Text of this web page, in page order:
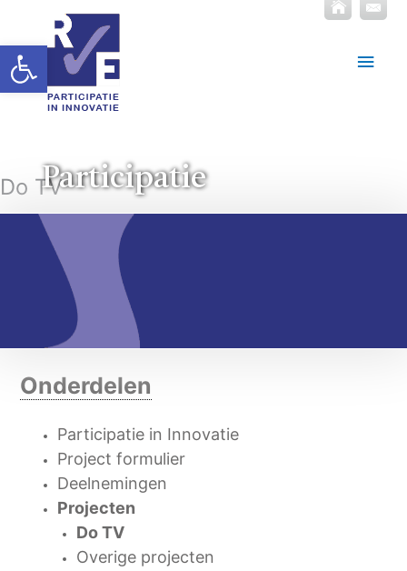
Toolbar openen
Do TVParticipatie
Onderdelen
Participatie in Innovatie
Project formulier
Deelnemingen
Projecten
Do TV
Overige projecten